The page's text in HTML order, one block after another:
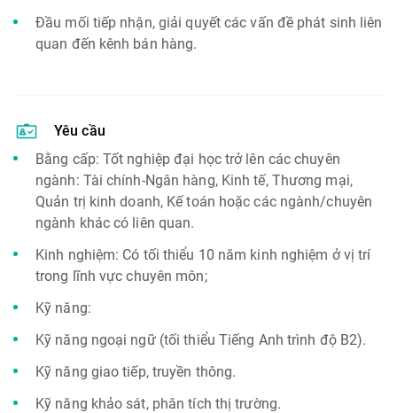
Đầu mối tiếp nhận, giải quyết các vấn đề phát sinh liên
quan đến kênh bán hàng.
Yêu cầu
Bằng cấp: Tốt nghiệp đại học trở lên các chuyên
ngành: Tài chính-Ngân hàng, Kinh tế, Thương mại,
Quản trị kinh doanh, Kế toán hoặc các ngành/chuyên
ngành khác có liên quan.
Kinh nghiệm: Có tối thiểu 10 năm kinh nghiệm ở vị trí
trong lĩnh vực chuyên môn;
Kỹ năng:
Kỹ năng ngoại ngữ (tối thiểu Tiếng Anh trình độ B2).
Kỹ năng giao tiếp, truyền thông.
Kỹ năng khảo sát, phân tích thị trường.